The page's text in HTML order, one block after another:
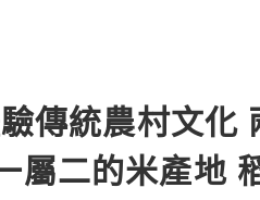
傳統農村文化
屬二的米產地